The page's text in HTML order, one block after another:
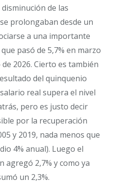
de las
prolongaban desde un
a una importante
pasó de 5,7% en marzo
2026. Cierto es también
del quinquenio
real supera el nivel
pero es justo decir
por la recuperación
y 2019, nada menos que
4% anual). Luego el
agregó 2,7% y como ya
un 2,3%.